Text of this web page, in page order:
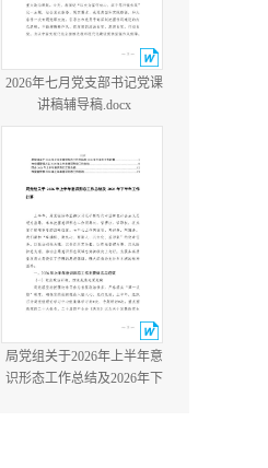
2026年七月党支部书记党课
讲稿辅导稿.docx
局党组关于2026年上半年意
识形态工作总结及2026年下